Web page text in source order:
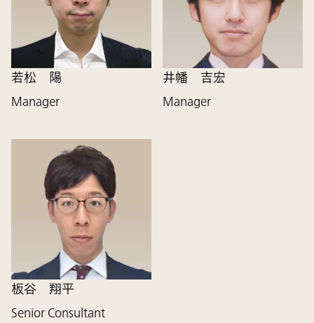
若松 陽
Manager
井幡 吉宏
Manager
板谷 翔平
Senior Consultant